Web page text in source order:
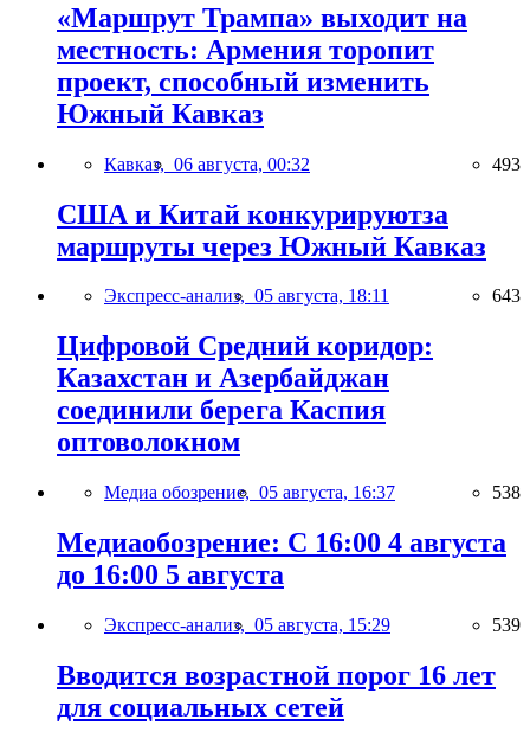
«Маршрут Трампа» выходит на
местность: Армения торопит
проект, способный изменить
Южный Кавказ
Кавказ, 06 августа, 00:32 493
США и Китай конкурируютза
маршруты через Южный Кавказ
Экспресс-анализ, 05 августа, 18:11 643
Цифровой Средний коридор:
Казахстан и Азербайджан
соединили берега Каспия
оптоволокном
Медиа обозрение, 05 августа, 16:37 538
Медиаобозрение: С 16:00 4 августа
до 16:00 5 августа
Экспресс-анализ, 05 августа, 15:29 539
Вводится возрастной порог 16 лет
для социальных сетей